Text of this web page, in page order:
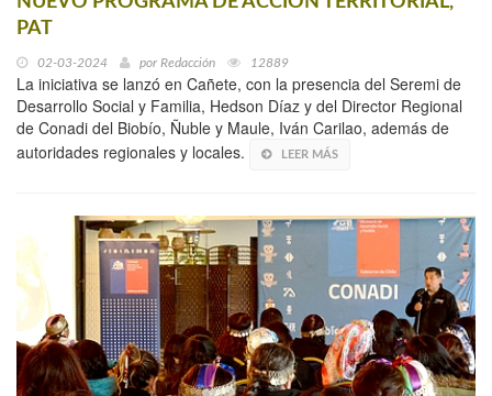
PAT
02-03-2024 por Redacción 12889
La iniciativa se lanzó en Cañete, con la presencia del Seremi de
Desarrollo Social y Familia, Hedson Díaz y del Director Regional
de Conadi del Biobío, Ñuble y Maule, Iván Carilao, además de
autoridades regionales y locales.
LEER MÁS